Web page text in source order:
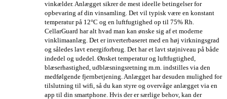
vinkælder. Anlægget sikrer de mest ideelle betingelser for
opbevaring af din vinsamling. Det vil typisk være en konstant
temperatur på 12°C og en luftfugtighed op til 75% Rh.
CellarGuard har alt hvad man kan ønske sig af et moderne
vinklimaanlæg. Det er inverterbaseret med en høj virkningsgrad
og således lavt energiforbrug. Det har et lavt støjniveau på både
indedel og udedel. Ønsket temperatur og luftfugtighed,
blæserhastighed, udblæsningsretning m.m. indstilles via den
medfølgende fjernbetjening. Anlægget har desuden mulighed for
tilslutning til wifi, så du kan styre og overvåge anlægget via en
app til din smartphone. Hvis der er særlige behov, kan der